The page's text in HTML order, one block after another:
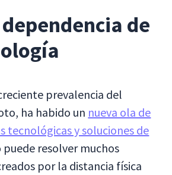
de
prevalencia del
ha habido un nueva ola de
tecnológicas y soluciones de
puede resolver muchos
por la distancia física